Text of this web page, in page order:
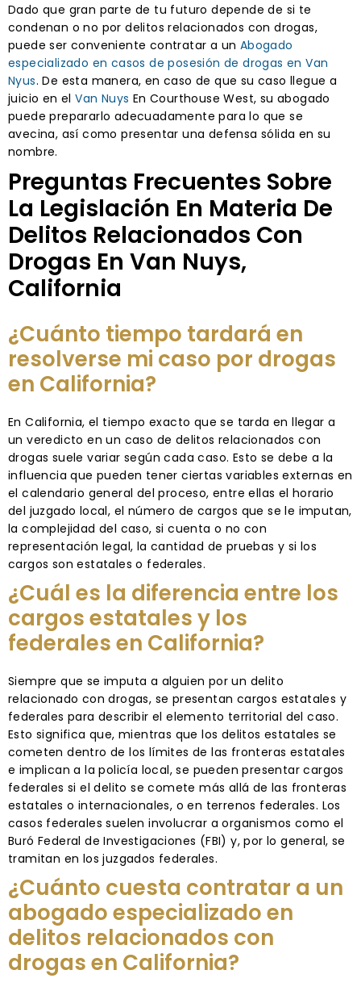
Dado que gran parte de tu futuro depende de si te
condenan o no por delitos relacionados con drogas,
puede ser conveniente contratar a un Abogado
especializado en casos de posesión de drogas en Van
Nyus. De esta manera, en caso de que su caso llegue a
juicio en elVan Nuys En Courthouse West, su abogado
puede prepararlo adecuadamente para lo que se
avecina, así como presentar una defensa sólida en su
nombre.
Preguntas Frecuentes Sobre
La Legislación En Materia De
Delitos Relacionados Con
Drogas En Van Nuys,
California
¿Cuánto tiempo tardará en
resolverse mi caso por drogas
en California?
En California, el tiempo exacto que se tarda en llegar a
un veredicto en un caso de delitos relacionados con
drogas suele variar según cada caso. Esto se debe a la
influencia que pueden tener ciertas variables externas en
el calendario general del proceso, entre ellas el horario
del juzgado local, el número de cargos que se le imputan,
la complejidad del caso, si cuenta o no con
representación legal, la cantidad de pruebas y si los
cargos son estatales o federales.
¿Cuál es la diferencia entre los
cargos estatales y los
federales en California?
Siempre que se imputa a alguien por un delito
relacionado con drogas, se presentan cargos estatales y
federales para describir el elemento territorial del caso.
Esto significa que, mientras que los delitos estatales se
cometen dentro de los límites de las fronteras estatales
e implican a la policía local, se pueden presentar cargos
federales si el delito se comete más allá de las fronteras
estatales o internacionales, o en terrenos federales. Los
casos federales suelen involucrar a organismos como el
Buró Federal de Investigaciones (FBI) y, por lo general, se
tramitan en los juzgados federales.
¿Cuánto cuesta contratar a un
abogado especializado en
delitos relacionados con
drogas en California?